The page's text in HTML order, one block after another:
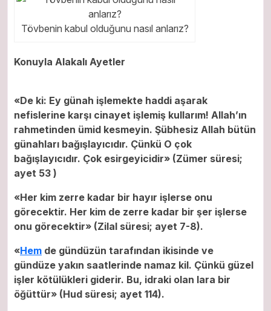
Tövbenin kabul olduğunu nasıl anlarız?
Konuyla Alakalı Ayetler
«De ki: Ey günah işlemekte haddi aşarak
nefislerine karşı cinayet işlemiş kullarım! Allah’ın
rahmetinden ümid kesmeyin. Şübhesiz Allah bütün
günahları bağışlayıcıdır. Çünkü O çok
bağışlayıcıdır. Çok esirgeyicidir» (Zümer süresi;
ayet 53 )
«Her kim zerre kadar bir hayır işlerse onu
görecektir. Her kim de zerre kadar bir şer işlerse
onu görecektir» (Zilal süresi; ayet 7-8).
«Hem de gündüzün tarafından ikisinde ve
gündüze yakın saatlerinde namaz kil. Çünkü güzel
işler kötülükleri giderir. Bu, idraki olan lara bir
öğüttür» (Hud süresi; ayet 114).